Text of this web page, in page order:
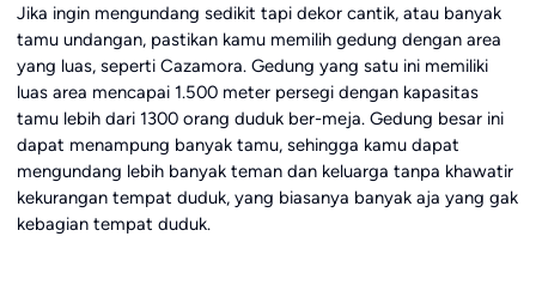
Jika ingin mengundang sedikit tapi dekor cantik, atau banyak
tamu undangan, pastikan kamu memilih gedung dengan area
yang luas, seperti Cazamora. Gedung yang satu ini memiliki
luas area mencapai 1.500 meter persegi dengan kapasitas
tamu lebih dari 1300 orang duduk ber-meja. Gedung besar ini
dapat menampung banyak tamu, sehingga kamu dapat
mengundang lebih banyak teman dan keluarga tanpa khawatir
kekurangan tempat duduk, yang biasanya banyak aja yang gak
kebagian tempat duduk.